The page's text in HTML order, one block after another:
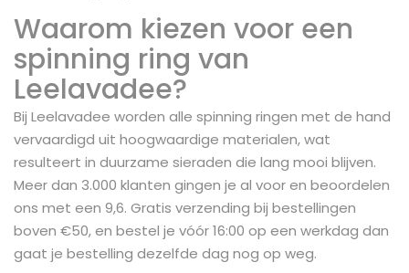
Waarom kiezen voor een
spinning ring van
Leelavadee?
Bij Leelavadee worden alle spinning ringen met de hand
vervaardigd uit hoogwaardige materialen, wat
resulteert in duurzame sieraden die lang mooi blijven.
Meer dan 3.000 klanten gingen je al voor en beoordelen
ons met een 9,6. Gratis verzending bij bestellingen
boven €50, en bestel je vóór 16:00 op een werkdag dan
gaat je bestelling dezelfde dag nog op weg.